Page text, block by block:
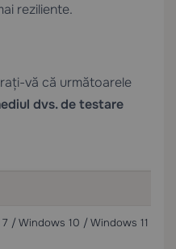
reziliente.
vă că următoarele
dvs. de testare
/ Windows 10 / Windows 11 /